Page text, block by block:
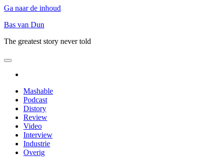
Ga naar de inhoud
Bas van Dun
The greatest story never told
Mashable
Podcast
Distory
Review
Video
Interview
Industrie
Overig